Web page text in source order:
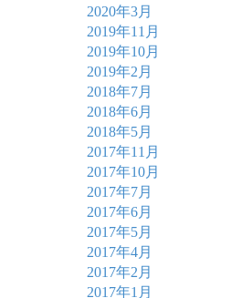
2020年3月
2019年11月
2019年10月
2019年2月
2018年7月
2018年6月
2018年5月
2017年11月
2017年10月
2017年7月
2017年6月
2017年5月
2017年4月
2017年2月
2017年1月